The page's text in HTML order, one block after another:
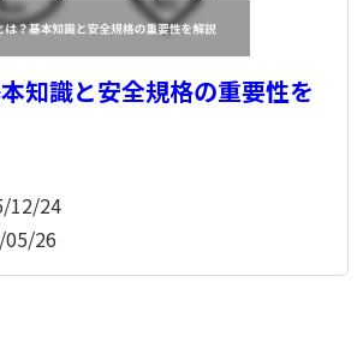
知識と安全規格の重要性を
12/24
05/26